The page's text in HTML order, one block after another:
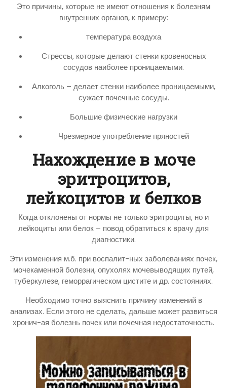
Это причины, которые не имеют отношения к болезням
внутренних органов, к примеру:
температура воздуха
Стрессы, которые делают стенки кровеносных
сосудов наиболее проницаемыми.
Алкоголь – делает стенки наиболее проницаемыми,
сужает почечные сосуды.
Большие физические нагрузки
Чрезмерное употребление пряностей
Нахождение в моче
эритроцитов,
лейкоцитов и белков
Когда отклонены от нормы не только эритроциты, но и
лейкоциты или белок – повод обратиться к врачу для
диагностики.
Эти изменения м.б. при воспалит-ных заболеваниях почек,
мочекаменной болезни, опухолях мочевыводящих путей,
туберкулезе, геморрагическом цистите и др. состояниях.
Необходимо точно выяснить причину изменений в
анализах. Если этого не сделать, дальше может развиться
хронич-ая болезнь почек или почечная недостаточность.